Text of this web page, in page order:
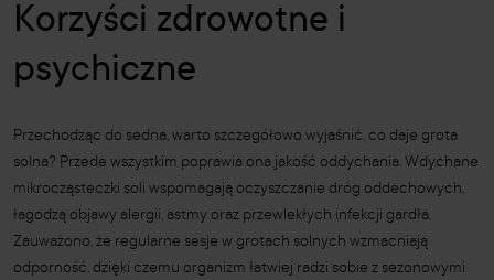
Korzyści zdrowotne i
psychiczne
Przechodząc do sedna, warto szczegółowo wyjaśnić, co daje grota
solna? Przede wszystkim poprawia ona jakość oddychania. Wdychane
mikrocząsteczki soli wspomagają oczyszczanie dróg oddechowych,
łagodzą objawy alergii, astmy oraz przewlekłych infekcji gardła.
Zauważono, że regularne sesje w grotach solnych wzmacniają
odporność, dzięki czemu organizm łatwiej radzi sobie z sezonowymi